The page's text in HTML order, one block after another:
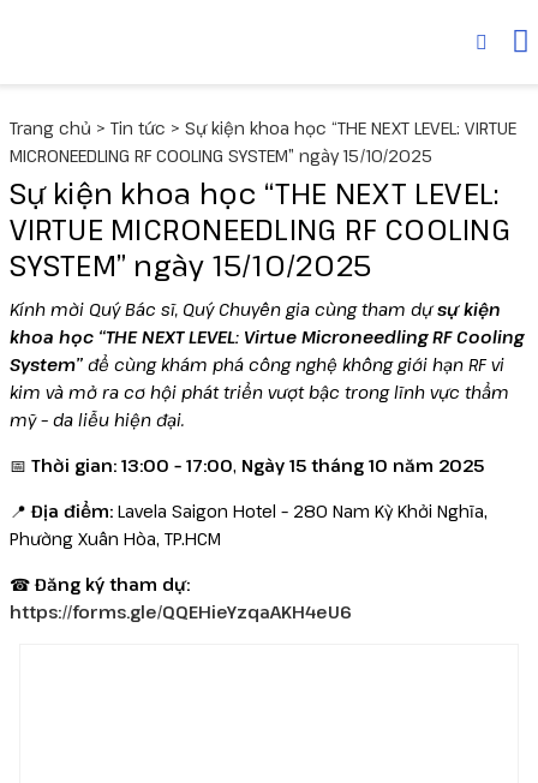
Trang chủ > Tin tức > Sự kiện khoa học “THE NEXT LEVEL: VIRTUE
MICRONEEDLING RF COOLING SYSTEM” ngày 15/10/2025
Sự kiện khoa học “THE NEXT LEVEL:
VIRTUE MICRONEEDLING RF COOLING
SYSTEM” ngày 15/10/2025
Kính mời Quý Bác sĩ, Quý Chuyên gia cùng tham dựsự kiện
khoa học “THE NEXT LEVEL: Virtue Microneedling RF Cooling
System”để cùng khám phá công nghệ không giới hạn RF vi
kim và mở ra cơ hội phát triển vượt bậc trong lĩnh vực thẩm
mỹ – da liễu hiện đại.
📅 Thời gian: 13:00 – 17:00, Ngày 15 tháng 10 năm 2025
📍Địa điểm:Lavela Saigon Hotel – 280 Nam Kỳ Khởi Nghĩa,
Phường Xuân Hòa, TP.HCM
☎Đăng ký tham dự:
https://forms.gle/QQEHieYzqaAKH4eU6
Deuxclair
Fotona
Liftera V
Liftera A
Wonder
UltraLUX PRO
Virtue RF
Reborn
Dược mỹ phẩm
Skinuva
Senté
Collagen